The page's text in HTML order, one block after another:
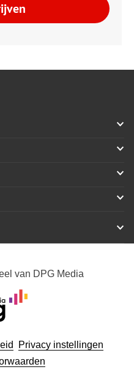
van DPG Media
Privacy instellingen